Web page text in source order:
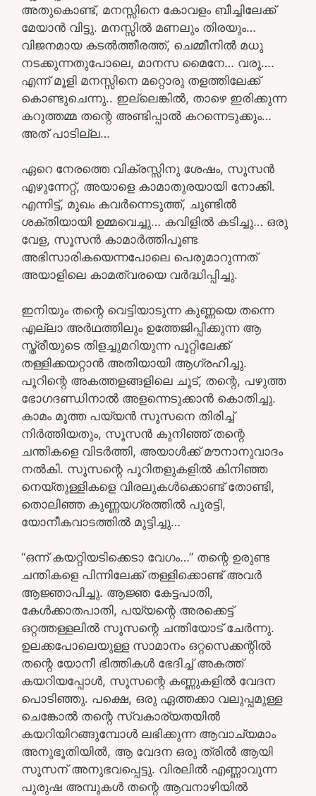
അതുകൊണ്ട്, മനസ്സിനെ കോവളം ബീച്ചിലേക്ക്
മേയാൻ വിട്ടു. മനസ്സിൽ മണലും തിരയും…
വിജനമായ കടൽത്തീരത്ത്, ചെമ്മീനിൽ മധു
നടക്കുന്നതുപോലെ, മാനസ മൈനേ… വരൂ….
എന്ന് മൂളി മനസ്സിനെ മറ്റൊരു തളത്തിലേക്ക്
കൊണ്ടുചെന്നു.. ഇല്ലെങ്കിൽ, താഴെ ഇരിക്കുന്ന
കറുത്തമ്മ തന്റെ അണ്ടിപ്പാൽ കറന്നെടുക്കും…
അത് പാടില്ല…
ഏറെ നേരത്തെ വിക്രസ്സിനു ശേഷം, സൂസൻ
എഴുന്നേറ്റ്, അയാളെ കാമാതുരയായി നോക്കി.
എന്നിട്ട്, മുഖം കവർന്നെടുത്ത്, ചുണ്ടിൽ
ശക്തിയായി ഉമ്മവെച്ചു… കവിളിൽ കടിച്ചു… ഒരു
വേള, സൂസൻ കാമാർത്തിപൂണ്ട
അഭിസാരികയെന്നപോലെ പെരുമാറുന്നത്
അയാളിലെ കാമത്വരയെ വർദ്ധിപ്പിച്ചു.
ഇനിയും തന്റെ വെട്ടിയാടുന്ന കുണ്ണയെ തന്നെ
എല്ലാ അർഥത്തിലും ഉത്തേജിപ്പിക്കുന്ന ആ
സ്ത്രീയുടെ തിളച്ചുമറിയുന്ന പൂറ്റിലേക്ക്
തള്ളിക്കയറ്റാൻ അതിയായി ആഗ്രഹിച്ചു.
പൂറിന്റെ അകത്തളങ്ങളിലെ ചൂട്, തന്റെ, പഴുത്ത
ഭോഗദണ്ഡിനാൽ അളന്നെടുക്കാൻ കൊതിച്ചു.
കാമം മൂത്ത പയ്യൻ സൂസനെ തിരിച്ച്
നിർത്തിയതും, സൂസൻ കുനിഞ്ഞ് തന്റെ
ചന്തികളെ വിടർത്തി, അയാൾക്ക് മൗനാനുവാദം
നൽകി. സൂസന്റെ പൂറിതളുകളിൽ കിനിഞ്ഞ
നെയ്തുള്ളികളെ വിരലുകൾക്കൊണ്ട് തോണ്ടി,
തൊലിഞ്ഞ കുണ്ണയഗ്രത്തിൽ പുരട്ടി,
യോനീകവാടത്തിൽ മുട്ടിച്ചു…
“ഒന്ന് കയറ്റിയടിക്കെടാ വേഗം…” തന്റെ ഉരുണ്ട
ചന്തികളെ പിന്നിലേക്ക് തള്ളിക്കൊണ്ട് അവർ
ആജ്ഞാപിച്ചു. ആജ്ഞ കേട്ടപാതി,
കേൾക്കാതപാതി, പയ്യന്റെ അരക്കെട്ട്
ഒറ്റത്തള്ളലിൽ സൂസന്റെ ചന്തിയോട് ചേർന്നു.
ഉലക്കപോലെയുള്ള സാമാനം ഒറ്റസെക്കന്റിൽ
തന്റെ യോനീ ഭിത്തികൾ ഭേദിച്ച് അകത്ത്
കയറിയപ്പോൾ, സൂസന്റെ കണ്ണുകളിൽ വേദന
പൊടിഞ്ഞു. പക്ഷെ, ഒരു ഏത്തക്കാ വലുപ്പമുള്ള
ചെങ്കോൽ തന്റെ സ്വകാര്യതയിൽ
കയറിയിറങ്ങുമ്പോൾ ലഭിക്കുന്ന ആവാച്യമാം
അനുഭൂതിയിൽ, ആ വേദന ഒരു ത്രിൽ ആയി
സൂസന് അനുഭവപ്പെട്ടു. വിരലിൽ എണ്ണാവുന്ന
പുരുഷ അമ്പുകൾ തന്റെ ആവനാഴിയിൽ